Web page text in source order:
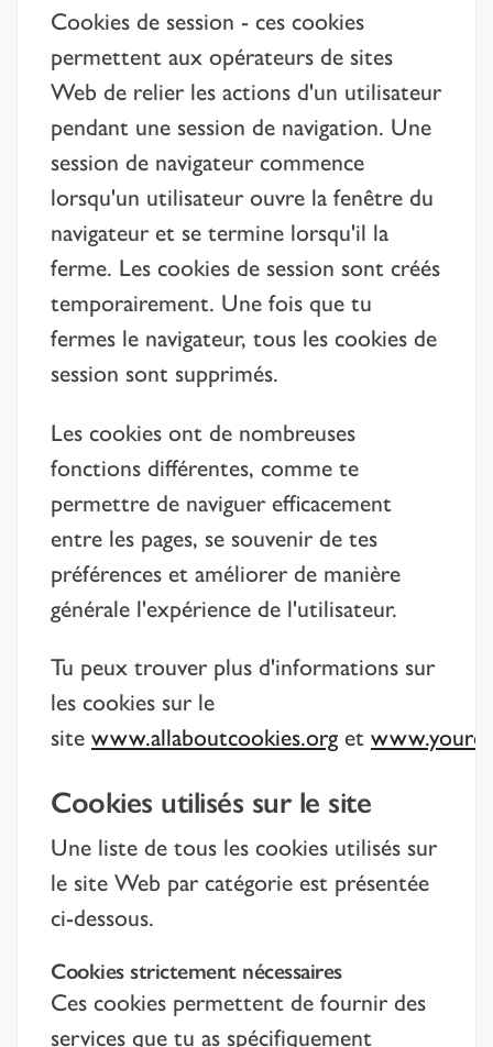
Cookies de session - ces cookies
permettent aux opérateurs de sites
Web de relier les actions d'un utilisateur
pendant une session de navigation. Une
session de navigateur commence
lorsqu'un utilisateur ouvre la fenêtre du
navigateur et se termine lorsqu'il la
ferme. Les cookies de session sont créés
temporairement. Une fois que tu
fermes le navigateur, tous les cookies de
session sont supprimés.
Les cookies ont de nombreuses
fonctions différentes, comme te
permettre de naviguer efficacement
entre les pages, se souvenir de tes
préférences et améliorer de manière
générale l'expérience de l'utilisateur.
Tu peux trouver plus d'informations sur
les cookies sur le
sitewww.allaboutcookies.orget
Cookies utilisés sur le site
Une liste de tous les cookies utilisés sur
le site Web par catégorie est présentée
ci-dessous.
Cookies strictement nécessaires
Ces cookies permettent de fournir des
services que tu as spécifiquement